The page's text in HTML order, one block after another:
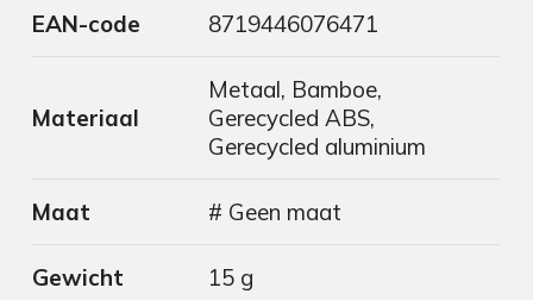
EAN-code 8719446076471
Materiaal
Metaal, Bamboe,
Gerecycled ABS,
Gerecycled aluminium
Maat # Geen maat
Gewicht 15 g